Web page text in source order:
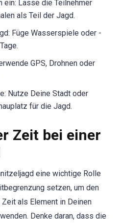
ein: Lasse die Teilnehmer
als Teil der Jagd.
Füge Wasserspiele oder -
GPS, Drohnen oder
Nutze Deine Stadt oder
für die Jagd.
Zeit bei einer
eine wichtige Rolle
setzen, um den
als Element in Deinen
Denke daran, dass die